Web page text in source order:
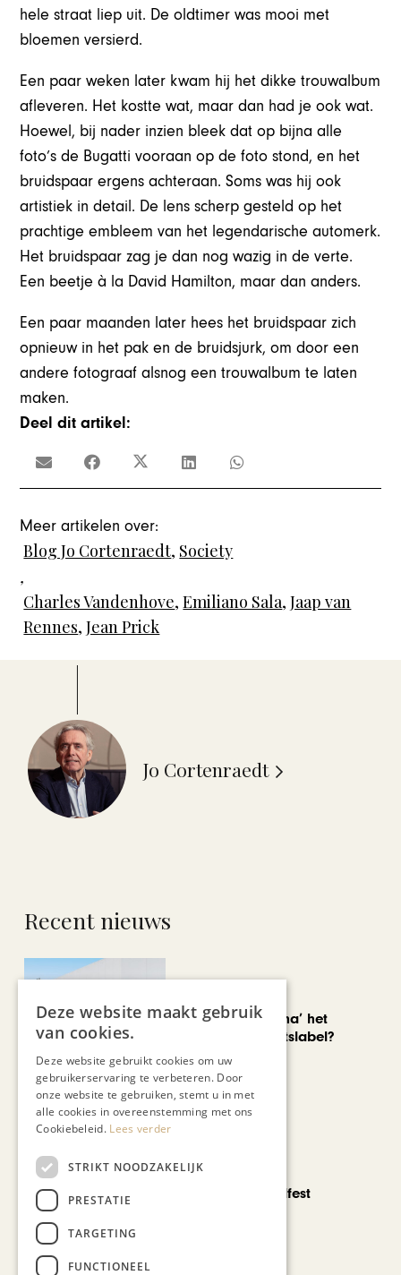
hele straat liep uit. De oldtimer was mooi met
bloemen versierd.
Een paar weken later kwam hij het dikke trouwalbum
afleveren. Het kostte wat, maar dan had je ook wat.
Hoewel, bij nader inzien bleek dat op bijna alle
foto’s de Bugatti vooraan op de foto stond, en het
bruidspaar ergens achteraan. Soms was hij ook
artistiek in detail. De lens scherp gesteld op het
prachtige embleem van het legendarische automerk.
Het bruidspaar zag je dan nog wazig in de verte.
Een beetje à la David Hamilton, maar dan anders.
Een paar maanden later hees het bruidspaar zich
opnieuw in het pak en de bruidsjurk, om door een
andere fotograaf alsnog een trouwalbum te laten
maken.
Deel dit artikel:
Meer artikelen over:
Blog Jo Cortenraedt, Society
,
Charles Vandenhove,Emiliano Sala,Jaap van
Rennes,Jean Prick
Jo Cortenraedt
Recent nieuws
Is ‘Made in China’ het
nieuwe kwaliteitslabel?
CHAPEAU TV
Noorbeek Foodfest
Deze website maakt gebruik
van cookies.
Deze website gebruikt cookies om uw
gebruikerservaring te verbeteren. Door
onze website te gebruiken, stemt u in met
alle cookies in overeenstemming met ons
Cookiebeleid. Lees verder
STRIKT NOODZAKELIJK
PRESTATIE
TARGETING
FUNCTIONEEL